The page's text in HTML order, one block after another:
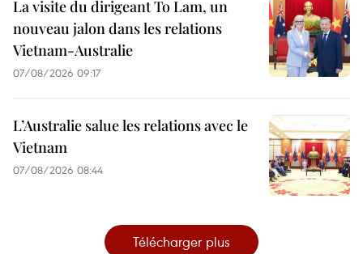
La visite du dirigeant To Lam, un
nouveau jalon dans les relations
Vietnam-Australie
07/08/2026 09:17
L’Australie salue les relations avec le
Vietnam
07/08/2026 08:44
Télécharger plus